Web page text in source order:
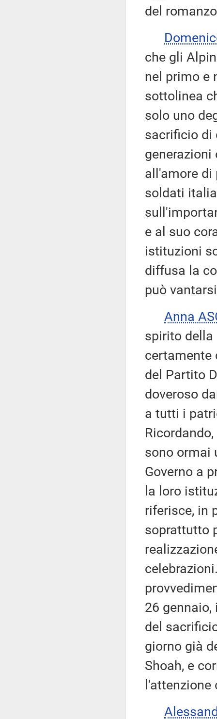
del
che gli
nel primo e
sottolinea
solo uno
sacrificio di
all'amore
soldati
e al suo
istituzioni
diffusa la
può
Anna
spirito della
certamente
del Partito
doveroso
a tutti i
sono ormai
Governo a
la loro
riferisce, in
soprattutto
26
del
giorno già
Shoah, e
l'attenzione